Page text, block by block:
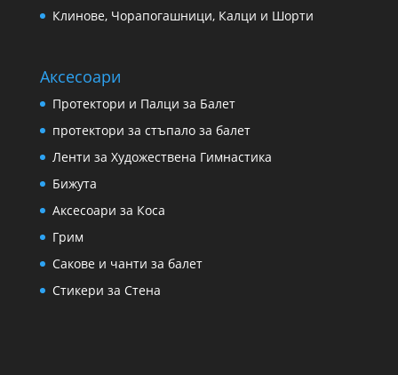
Клинове, Чорапогашници, Калци и Шорти
Аксесоари
Протектори и Палци за Балет
протектори за стъпало за балет
Ленти за Художествена Гимнастика
Бижута
Аксесоари за Коса
Грим
Сакове и чанти за балет
Стикери за Стена